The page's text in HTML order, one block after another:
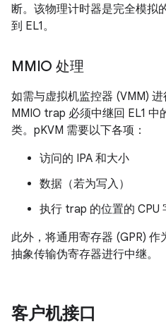
断。该物理计时器是完全模拟
到 EL1。
MMIO 处理
如需与虚拟机监控器 (VMM) 进
MMIO trap 必须中继回 EL1 中
类。pKVM 需要以下各项：
访问的 IPA 和大小
数据（若为写入）
执行 trap 的位置的 CPU
此外，将通用寄存器 (GPR)
抽象传输伪寄存器进行中继。
客户机接口